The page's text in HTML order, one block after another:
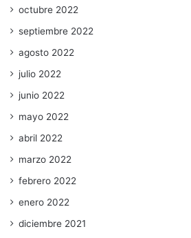
octubre 2022
septiembre 2022
agosto 2022
julio 2022
junio 2022
mayo 2022
abril 2022
marzo 2022
febrero 2022
enero 2022
diciembre 2021